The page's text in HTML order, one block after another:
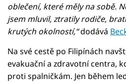
oblečení, které měly na sobě.
jsem mluvil, ztratily rodiče,
krutých okolností,“dodává
Na své cestě po Filipínách
evakuační a zdravotní centra,
proti spalničkám. Jen během